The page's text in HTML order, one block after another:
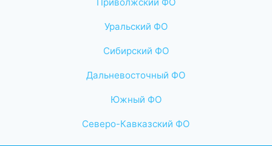
Уральский ФО
Сибирский ФО
Дальневосточный ФО
Южный ФО
Северо-Кавказский ФО